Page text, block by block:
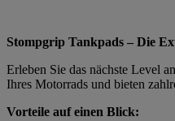
Stompgrip Tankpads – Die
Erleben Sie das nächste Level
Ihres Motorrads und bieten
Vorteile auf einen Blick: